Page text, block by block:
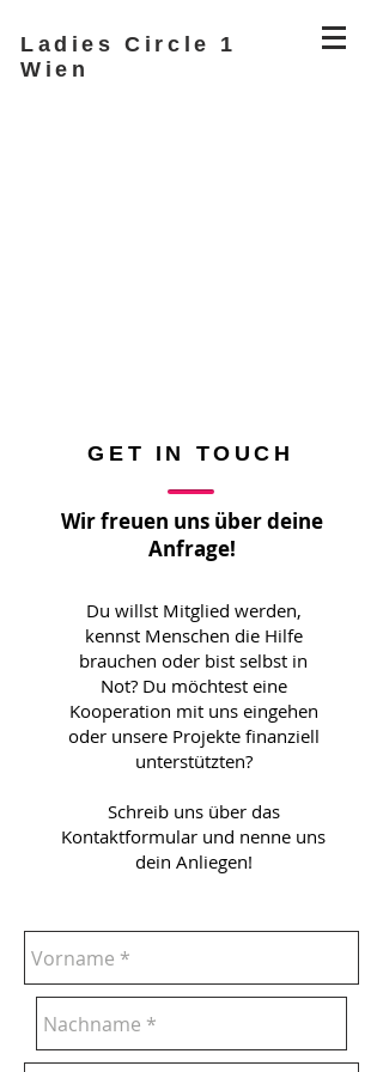
Ladies Circle 1
Wien
GET IN TOUCH
Wir freuen uns über deine
Anfrage!
Du willst Mitglied werden,
kennst Menschen die Hilfe
brauchen oder bist selbst in
Not? Du möchtest eine
Kooperation mit uns eingehen
oder unsere Projekte finanziell
unterstützten?
Schreib uns über das
Kontaktformular und nenne uns
dein Anliegen!